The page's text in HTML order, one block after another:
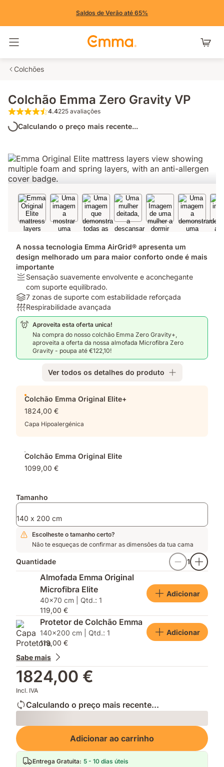
Saldos de Verão até 65%
Colchões
Colchão Emma Zero Gravity VP
4.4 de 5 estrelas 225 avaliações
4.4225 avaliações
Calculando o preço mais recente...
A nossa tecnologia Emma AirGrid® apresenta um
design melhorado um para maior conforto onde é mais
importante
Firmeza:
Sensação
suavemente
envolvente
e
aconchegante
suporte
equilibrado.
Sensação suavemente envolvente e aconchegante
com suporte equilibrado.
Materiais:
7
zonas
de
suporte
estabilidade
7 zonas de suporte com estabilidade reforçada
Respirabilidade:
Respirabilidade
avançada
Respirabilidade avançada
Aproveita esta oferta unica!
Na compra do nosso colchão Emma Zero Gravity+,
aproveita a oferta da nossa almofada Microfibra Zero
Gravity - poupa até €122,10!
Ver todos os detalhes do produto
Colchão Emma Original Elite+
1824,00 €
Capa Hipoalergénica
Colchão Emma Original Elite
1099,00 €
Tamanho
140 x 200 cm
Escolheste o tamanho certo?
Não te esqueças de confirmar as dimensões da tua cama
Quantidade 1
Almofada Emma Original
Microfibra Elite
40x70 cm | Qtd.: 1
119,00 €
Adicionar
Protetor de Colchão Emma
140x200 cm | Qtd.: 1
119,00 €
Adicionar
Sabe mais
1824,00 €
Incl. IVA
Calculando o preço mais recente...
Loading
Adicionar ao carrinho
Entrega Gratuita: 5 - 10 dias úteis